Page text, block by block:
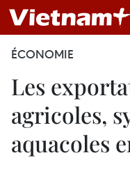
ÉCONOMIE
Les
agricoles,
aquacoles